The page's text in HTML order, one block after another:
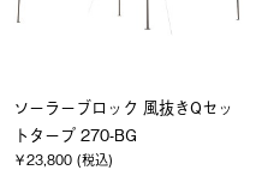
ソーラーブロック 風抜きQセッ
トタープ 270-BG
￥23,800 (税込)